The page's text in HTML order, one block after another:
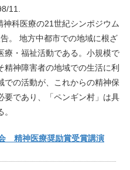
11.
科医療の21世紀シンポジウム
。 地方中都市での地域に根ざ
療・福祉活動である。小規模で
神障害者の地域での生活に利
での活動が、これからの精神保
要であり、「ペンギン村」は具
精神医療奨励賞受賞講演